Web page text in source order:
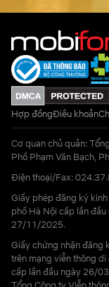
Hợp đồngĐiều khoản
Cơ quan chủ quản:
Phố Phạm Văn Bạch,
Điện thoại/Fax:
Giấy phép đăng ký
phố Hà Nội cấp lần
27/11/2025.
Giấy chứng nhận đăng
trên mạng viễn thông
cấp lần đầu ngày 26/